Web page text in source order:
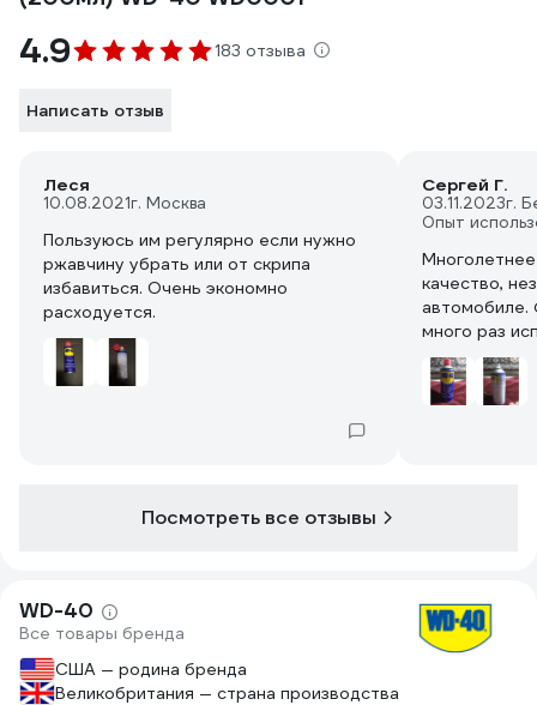
4.9 183 отзыва
Написать отзыв
Леся
10.08.2021г. Москва
Пользуюсь им регулярно если нужно
ржавчину убрать или от скрипа
избавиться. Очень экономно
расходуется.
Сергей Г.
03.11.2023г.
Опыт
качество, незаменима в быту и
автомобиле.
много раз
хранения
примению!!!
Посмотреть все отзывы
WD-40
Все товары бренда
США — родина бренда
Великобритания — страна производства